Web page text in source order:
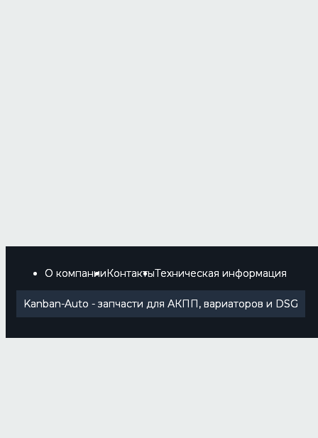
О компанииКонтактыТехническая информация
Kanban-Auto - запчасти для АКПП, вариаторов и DSG